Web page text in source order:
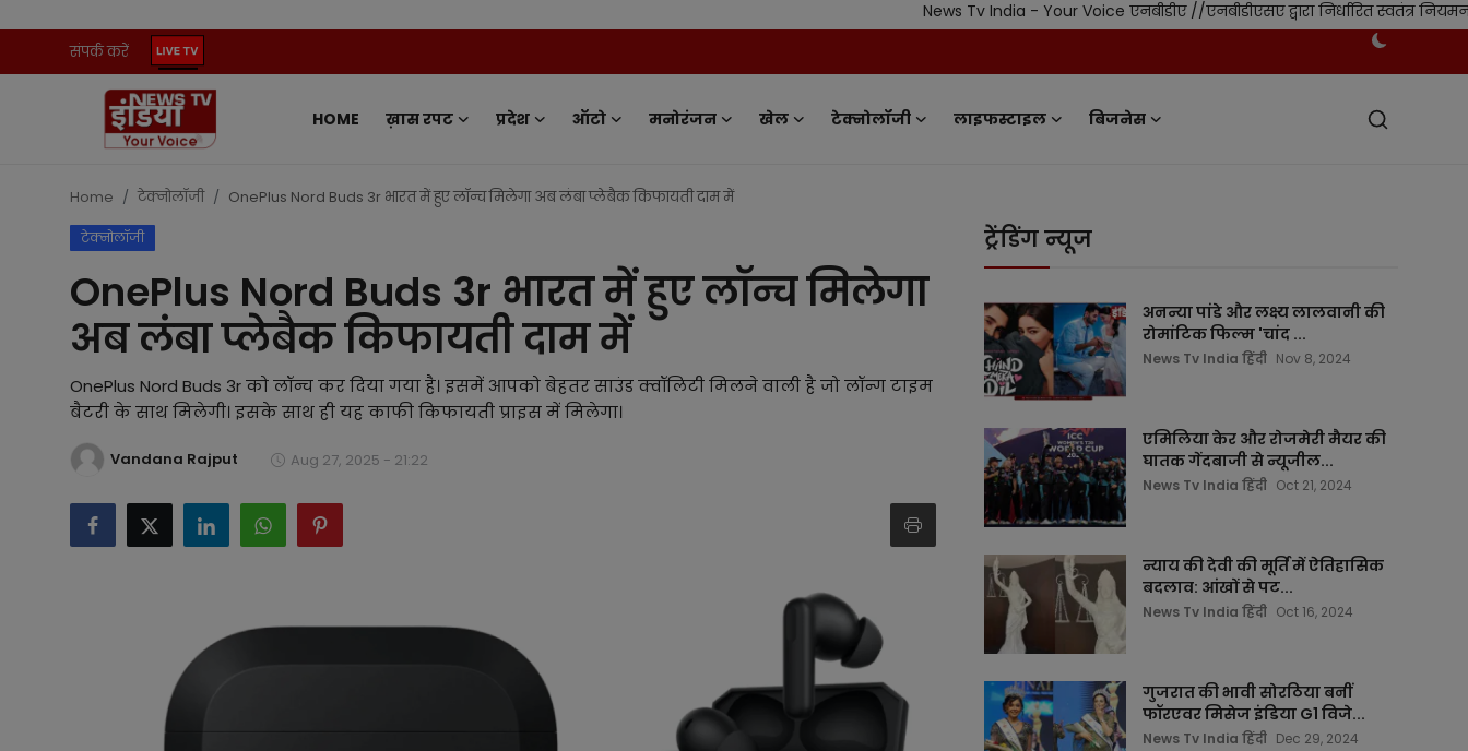
News Tv India - Your Voice एनबीडीए //एनबीडीएसए द्वारा निर्धारित स्वतंत्र नियमन
संपर्क करें
HOME ख़ास रपट प्रदेश ऑटो मनोरंजन खेल टेक्नोलॉजी लाइफस्टाइल बिजनेस
संपर्क करें
ख़ास रपट
मनोरंजन
टेक्नोलॉजी
Home टेक्नोलॉजी OnePlus Nord Buds 3r भारत में हुए लॉन्च मिलेगा अब लंबा प्लेबैक किफायती दाम में
टेक्नोलॉजी
OnePlus Nord Buds 3r भारत में हुए लॉन्च मिलेगा
अब लंबा प्लेबैक किफायती दाम में
OnePlus Nord Buds 3r को लॉन्च कर दिया गया है। इसमें आपको बेहतर साउंड क्वॉलिटी मिलने वाली है जो लॉन्ग टाइम
बैटरी के साथ मिलेगी। इसके साथ ही यह काफी किफायती प्राइस में मिलेगा।
Vandana Rajput Aug 27, 2025 - 21:22
ट्रेंडिंग न्यूज
अनन्या पांडे और लक्ष्य लालवानी की
रोमांटिक फिल्म 'चांद ...
News Tv India हिंदी Nov 8, 2024
एमिलिया केर और रोजमेरी मैयर की
घातक गेंदबाजी से न्यूजील...
News Tv India हिंदी Oct 21, 2024
न्याय की देवी की मूर्ति में ऐतिहासिक
बदलाव: आंखों से पट...
News Tv India हिंदी Oct 16, 2024
गुजरात की भावी सोरठिया बनीं
फॉरएवर मिसेज इंडिया G1 विजे...
News Tv India हिंदी Dec 29, 2024